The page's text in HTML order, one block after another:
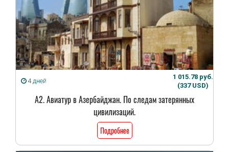
4 дней
1 015.78 руб.
(337 USD)
А2. Авиатур в Азербайджан. По следам затерянных
цивилизаций.
Подробнее